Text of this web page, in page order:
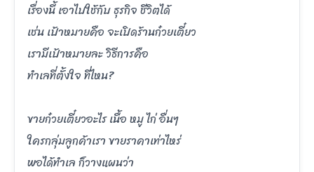
เรื่องนี้ เอาไปใช้กับ ธุรกิจ ชีวิตได้
เช่น เป้าหมายคือ จะเปิดร้านก๋วยเตี๋ยว
เรามีเป้าหมายละ วิธีการคือ
ทำเลที่ตั้งใจ ที่ไหน?
ขายก๋วยเตี๋ยวอะไร เนื้อ หมู ไก่ อื่นๆ
ใครกลุ่มลูกค้าเรา ขายราคาเท่าไหร่
พอได้ทำเล ก็วางแผนว่า